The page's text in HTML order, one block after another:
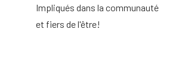
Impliqués dans la communauté
et fiers de l'être!